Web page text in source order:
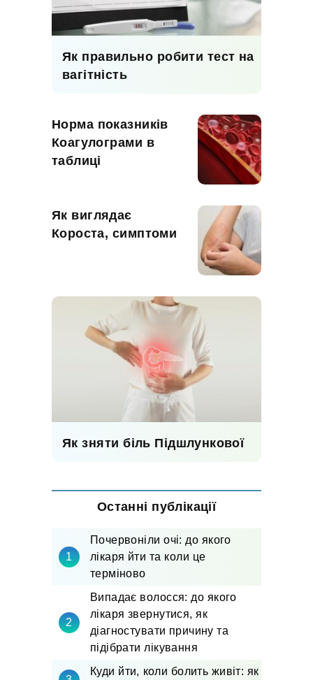
Як правильно робити тест на
вагітність
Норма показників
Коагулограми в
таблиці
Як виглядає
Короста, симптоми
Як зняти біль Підшлункової
Останні публікації
Почервоніли очі: до якого
лікаря йти та коли це
терміново
Випадає волосся: до якого
лікаря звернутися, як
діагностувати причину та
підібрати лікування
Куди йти, коли болить живіт: як